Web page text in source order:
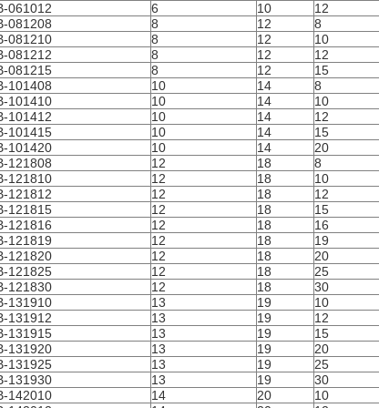
061012
6 10
12
081208
8 12
8
081210
8 12
10
081212
8 12
12
081215
8 12
15
101408
10 14
8
101410
10 14
10
101412
10 14
12
101415
10 14
15
101420
10 14
20
121808
12 18
8
121810
12 18
10
121812
12 18
12
121815
12 18
15
121816
12 18
16
121819
12 18
19
121820
12 18
20
121825
12 18
25
121830
12 18
30
131910
13 19
10
131912
13 19
12
131915
13 19
15
131920
13 19
20
131925
13 19
25
131930
13 19
30
142010
14 20
10